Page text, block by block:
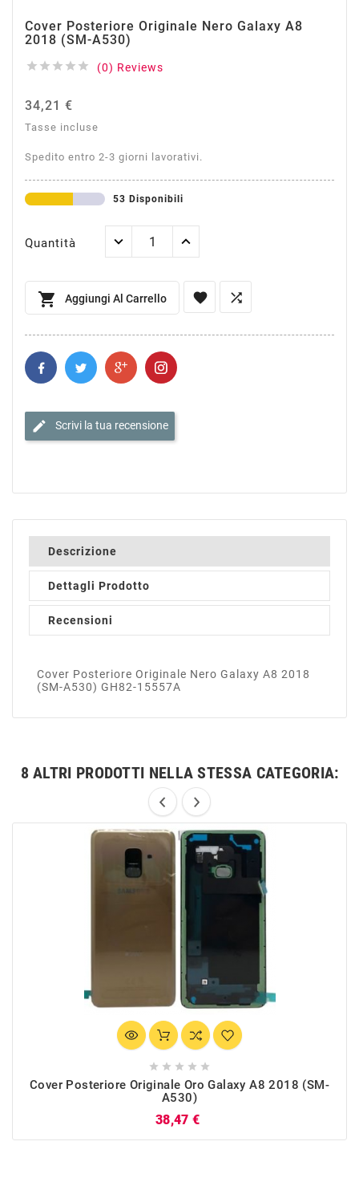
Cover Posteriore Originale Nero Galaxy A8
2018 (SM-A530)
     (0) Reviews
34,21 €
Tasse incluse
Spedito entro 2-3 giorni lavorativi.
53 Disponibili
Quantità
 Aggiungi Al Carrello  
edit Scrivi la tua recensione
Descrizione
Dettagli Prodotto
Recensioni
Cover Posteriore Originale Nero Galaxy A8 2018
(SM-A530) GH82-15557A
8 ALTRI PRODOTTI NELLA STESSA CATEGORIA:
    
Cover Posteriore Originale Oro Galaxy A8 2018 (SM-
A530)
38,47 €